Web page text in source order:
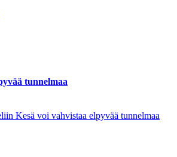
tunnelmaa
Kesä voi vahvistaa elpyvää tunnelmaa